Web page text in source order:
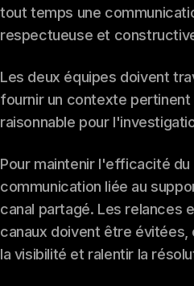
tout temps une
respectueuse et
Les deux équipes doivent
fournir un contexte
raisonnable pour
Pour maintenir l'efficacité
communication liée au
canal partagé. Les relances
canaux doivent être
la visibilité et ralentir la